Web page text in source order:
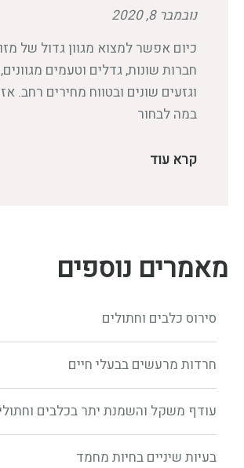
נובמבר 8, 2020
כיום אפשר למצוא מגוון גדול של
חברות שונות, גדלים וטעמים
וגזעים שונים ובטווח מחירים רחב.
במה לבחור
קרא עוד
מאמרים נוספים
סירוס כלבים וחתולים
חרדות מרעשים בבעלי חיים
עודף משקל והשמנת יתר בכלבים
בעיות שיניים בחיות מחמד